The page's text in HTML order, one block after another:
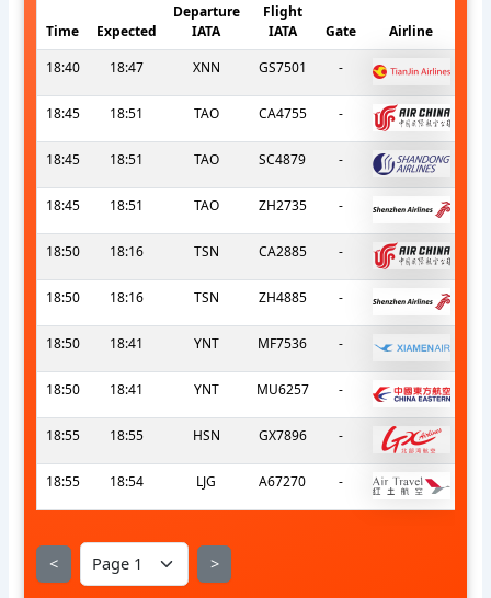
Time Expected
Departure
IATA
Flight
IATA
Gate
Airline
18:40
18:47 XNN GS7501 -
18:45 18:51 TAO CA4755 -
18:45 18:51 TAO SC4879 -
18:45 18:51 TAO ZH2735 -
18:50 18:16 TSN CA2885 -
18:50 18:16 TSN ZH4885 -
18:50 18:41 YNT MF7536 -
18:50 18:41 YNT MU6257 -
18:55 18:55 HSN GX7896 -
18:55 18:54 LJG A67270 -
< >